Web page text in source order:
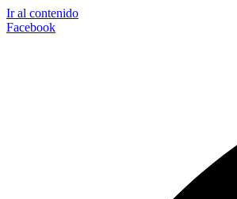
Ir al contenido
Facebook